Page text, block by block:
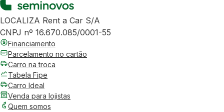
LOCALIZA Rent a Car S/A
CNPJ nº 16.670.085/0001-55
Financiamento
Parcelamento no cartão
Carro na troca
Tabela Fipe
Carro Ideal
Venda para lojistas
Quem somos